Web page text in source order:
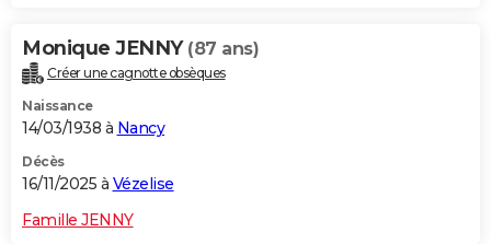
Monique JENNY (87 ans)
Créer une cagnotte obsèques
Naissance
14/03/1938 à Nancy
Décès
16/11/2025 à Vézelise
Famille JENNY